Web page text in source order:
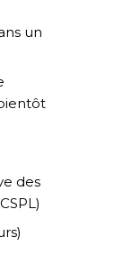
un
des